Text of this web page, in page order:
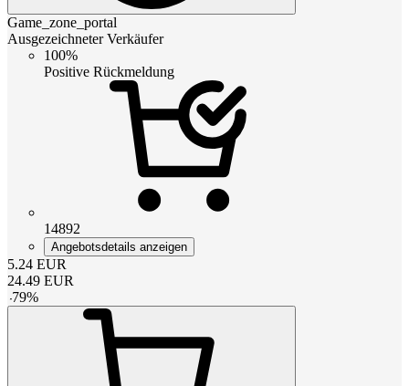
Game_zone_portal
Ausgezeichneter Verkäufer
100%
Positive Rückmeldung
14892
Angebotsdetails anzeigen
5.24 EUR
24.49 EUR
-79%